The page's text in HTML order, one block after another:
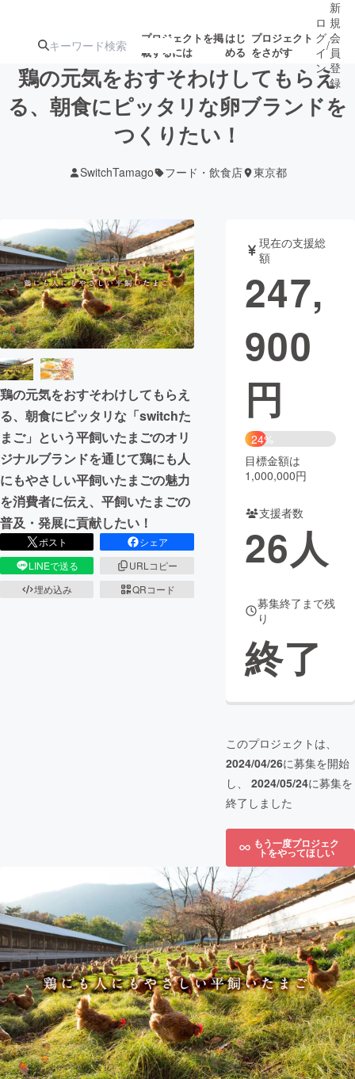
プロジェクトを掲
載するには
はじ
める
プロジェクト
をさがす
注目の新着プロ
ジェクト
募集終了が近いプ
テクノロジー・ガジェット
映像・映画 書籍・雑誌
ビジネス・起業 チャレンジ
まちづくり・地域活性化
CAMPFIRE for Social Good
CAMPFIRE Creation
CAMPFIREふるさと納税machi-ya コミュニティ
ロ
グ
イ
ン
/
新
規
会
員
登
録
鶏の元気をおすそわけしてもらえ
る、朝食にピッタリな卵ブランドを
つくりたい！
SwitchTamago フード・飲食店 東京都
鶏の元気をおすそわけしてもらえ
る、朝食にピッタリな「switchた
まご」という平飼いたまごのオリ
ジナルブランドを通じて鶏にも人
にもやさしい平飼いたまごの魅力
を消費者に伝え、平飼いたまごの
普及・発展に貢献したい！
ポスト
シェア
LINEで送る
URLコピー
埋め込み
QRコード
現在の支援総
額
247,
900
円
24%
目標金額は
1,000,000円
支援者数
26人
募集終了まで残
り
終了
このプロジェクトは、
2024/04/26に募集を開始
し、 2024/05/24に募集を
終了しました
もう一度プロジェク
トをやってほしい